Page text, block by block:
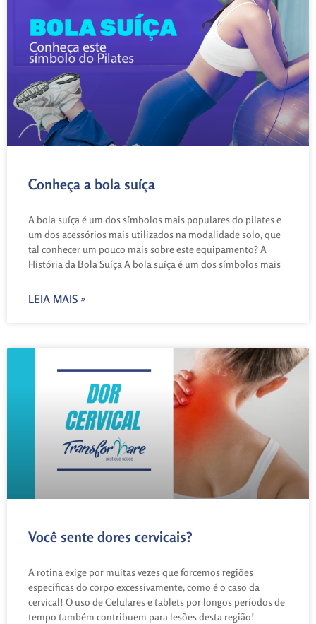
Conheça a bola suíça
A bola suíça é um dos símbolos mais populares do pilates e
um dos acessórios mais utilizados na modalidade solo, que
tal conhecer um pouco mais sobre este equipamento? A
História da Bola Suíça A bola suíça é um dos símbolos mais
LEIA MAIS »
Você sente dores cervicais?
A rotina exige por muitas vezes que forcemos regiões
específicas do corpo excessivamente, como é o caso da
cervical! O uso de Celulares e tablets por longos períodos de
tempo também contribuem para lesões desta região!